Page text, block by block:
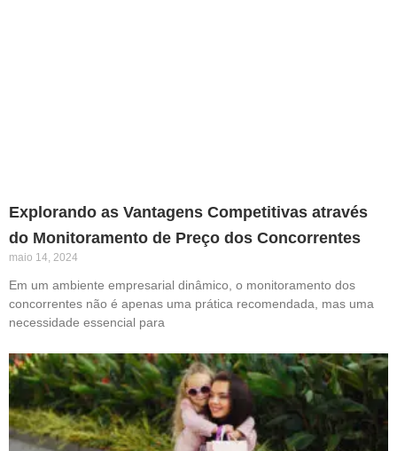
Explorando as Vantagens Competitivas através
do Monitoramento de Preço dos Concorrentes
maio 14, 2024
Em um ambiente empresarial dinâmico, o monitoramento dos
concorrentes não é apenas uma prática recomendada, mas uma
necessidade essencial para